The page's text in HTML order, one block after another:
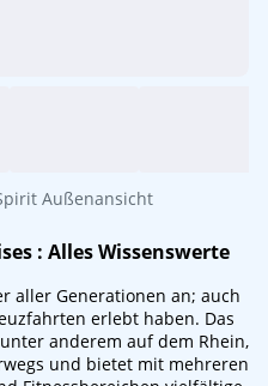
Außenansicht
: Alles Wissenswerte
aller Generationen an; auch
erlebt haben. Das
anderem auf dem Rhein,
und bietet mit mehreren